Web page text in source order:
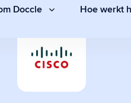
Doccle
Bewaar facturen,
Hoe werkt